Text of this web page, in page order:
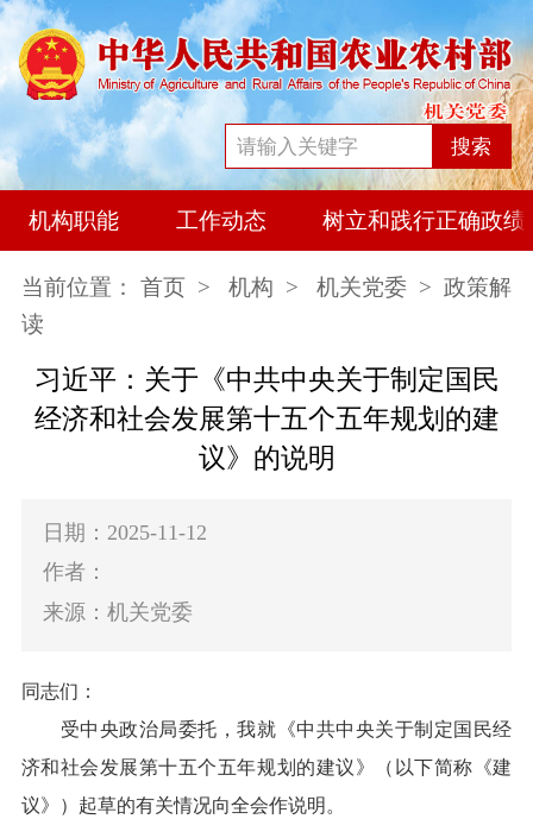
搜索
机构职能 工作动态 树立和践行正确政
当前位置： 首页 > 机构 > 机关党委> 政策解
读
习近平：关于《中共中央关于制定国民
经济和社会发展第十五个五年规划的建
议》的说明
日期：2025-11-12
作者：
来源：机关党委
同志们：
受中央政治局委托，我就《中共中央关于制定国民经
济和社会发展第十五个五年规划的建议》（以下简称《建
议》）起草的有关情况向全会作说明。